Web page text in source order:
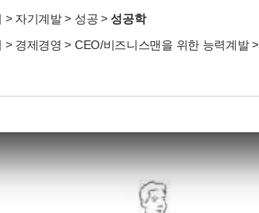
> 자기계발> 성공 >성공학
> 경제경영 > CEO/비즈니스맨을 위한 능력계발>